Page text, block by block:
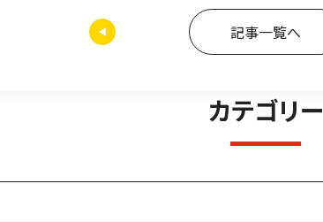
記事一覧へ
カテゴリー